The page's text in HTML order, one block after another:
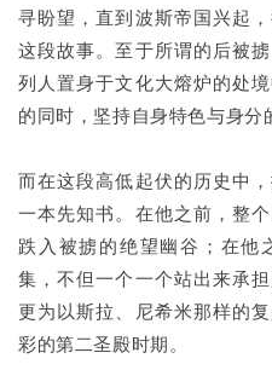
寻盼望，直到波斯帝国兴起
这段故事。至于所谓的后被
列人置身于文化大熔炉的处
的同时，坚持自身特色与身分
而在这段高低起伏的历史中
一本先知书。在他之前，整
跌入被掳的绝望幽谷；在他
集，不但一个一个站出来承
更为以斯拉、尼希米那样的
彩的第二圣殿时期。